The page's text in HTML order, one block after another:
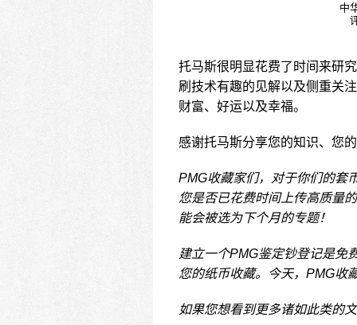
中
托马斯很明显花费了时间来研
刷技术有趣的见解以及侧重关
财富、好运以及幸福。
感谢托马斯分享您的知识、您
PMG收藏家们，对于你们的套
您是否已花费时间上传高质量
能会被选为下个月的专题！
建立一个PMG鉴定钞登记是免
您的纸币收藏。今天，PMG收
如果您想看到更多诸如此类的